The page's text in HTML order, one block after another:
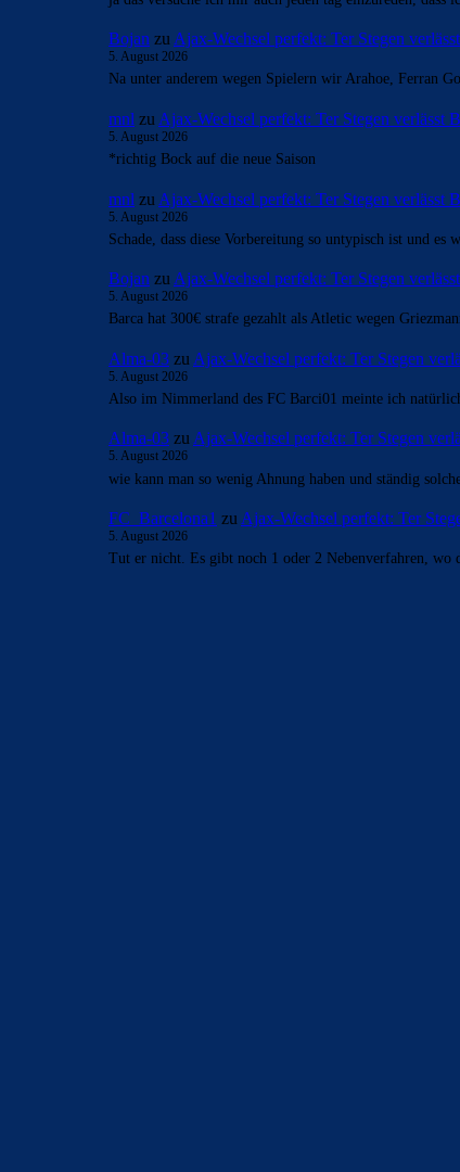
Bojan zu Ajax-Wechsel perfekt: Ter Stegen
5. August 2026
Na unter anderem wegen Spielern wir Arahoe, Ferran
mnl zu Ajax-Wechsel perfekt: Ter Stegen verlässt
5. August 2026
*richtig Bock auf die neue Saison
mnl zu Ajax-Wechsel perfekt: Ter Stegen verlässt
5. August 2026
Schade, dass diese Vorbereitung so untypisch ist und
Bojan zu Ajax-Wechsel perfekt: Ter Stegen
5. August 2026
Barca hat 300€ strafe gezahlt als Atletic wegen
Alma-03 zu Ajax-Wechsel perfekt: Ter Stegen
5. August 2026
Also im Nimmerland des FC Barci01 meinte ich
Alma-03 zuAjax-Wechsel perfekt: Ter Stegen
5. August 2026
wie kann man so wenig Ahnung haben und ständig
FC_Barcelona1 zu Ajax-Wechsel perfekt: Ter
5. August 2026
Tut er nicht. Es gibt noch 1 oder 2 Nebenverfahren,